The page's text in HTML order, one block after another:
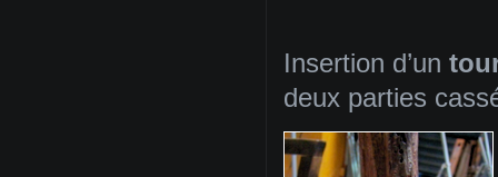
Insertion d’un
deux parties